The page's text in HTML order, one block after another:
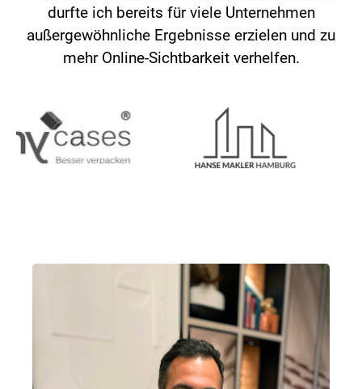
durfte ich bereits für viele Unternehmen
außergewöhnliche Ergebnisse erzielen und zu
mehr Online-Sichtbarkeit verhelfen.